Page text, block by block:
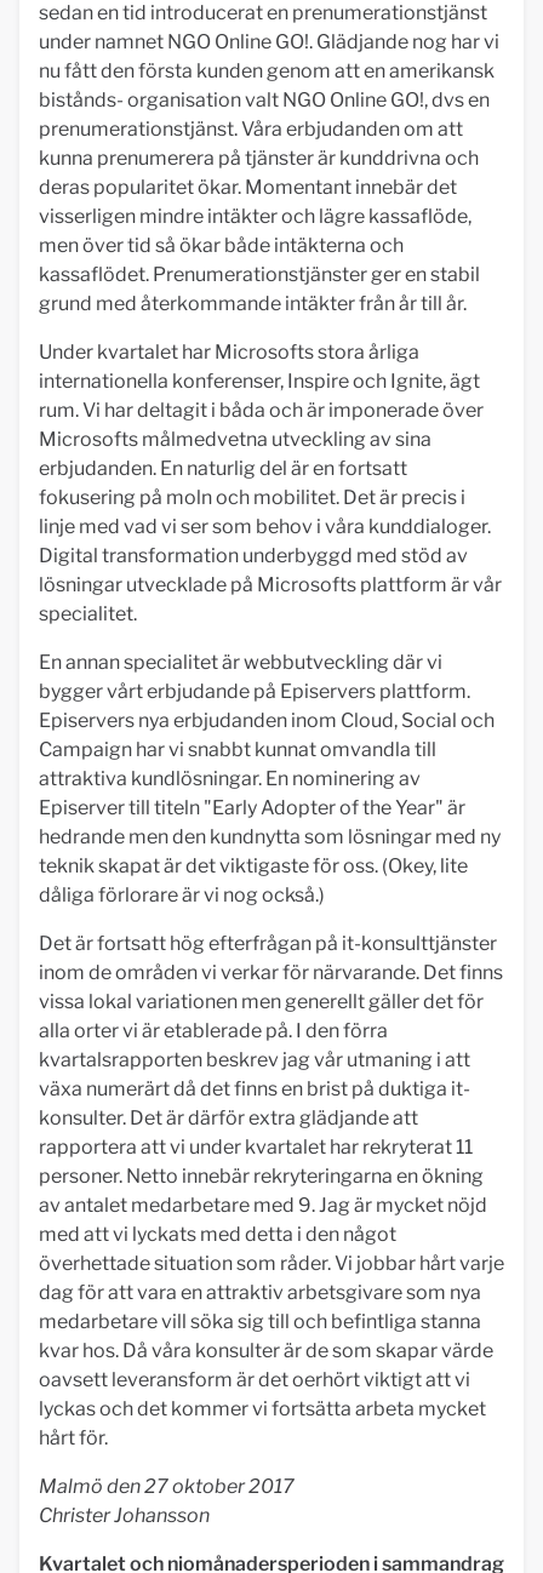
sedan en tid introducerat en prenumerationstjänst
under namnet NGO Online GO!. Glädjande nog har vi
nu fått den första kunden genom att en amerikansk
bistånds- organisation valt NGO Online GO!, dvs en
prenumerationstjänst. Våra erbjudanden om att
kunna prenumerera på tjänster är kunddrivna och
deras popularitet ökar. Momentant innebär det
visserligen mindre intäkter och lägre kassaflöde,
men över tid så ökar både intäkterna och
kassaflödet. Prenumerationstjänster ger en stabil
grund med återkommande intäkter från år till år.
Under kvartalet har Microsofts stora årliga
internationella konferenser, Inspire och Ignite, ägt
rum. Vi har deltagit i båda och är imponerade över
Microsofts målmedvetna utveckling av sina
erbjudanden. En naturlig del är en fortsatt
fokusering på moln och mobilitet. Det är precis i
linje med vad vi ser som behov i våra kunddialoger.
Digital transformation underbyggd med stöd av
lösningar utvecklade på Microsofts plattform är vår
specialitet.
En annan specialitet är webbutveckling där vi
bygger vårt erbjudande på Episervers plattform.
Episervers nya erbjudanden inom Cloud, Social och
Campaign har vi snabbt kunnat omvandla till
attraktiva kundlösningar. En nominering av
Episerver till titeln "Early Adopter of the Year" är
hedrande men den kundnytta som lösningar med ny
teknik skapat är det viktigaste för oss. (Okey, lite
dåliga förlorare är vi nog också.)
Det är fortsatt hög efterfrågan på it-konsulttjänster
inom de områden vi verkar för närvarande. Det finns
vissa lokal variationen men generellt gäller det för
alla orter vi är etablerade på. I den förra
kvartalsrapporten beskrev jag vår utmaning i att
växa numerärt då det finns en brist på duktiga it-
konsulter. Det är därför extra glädjande att
rapportera att vi under kvartalet har rekryterat 11
personer. Netto innebär rekryteringarna en ökning
av antalet medarbetare med 9. Jag är mycket nöjd
med att vi lyckats med detta i den något
överhettade situation som råder. Vi jobbar hårt varje
dag för att vara en attraktiv arbetsgivare som nya
medarbetare vill söka sig till och befintliga stanna
kvar hos. Då våra konsulter är de som skapar värde
oavsett leveransform är det oerhört viktigt att vi
lyckas och det kommer vi fortsätta arbeta mycket
hårt för.
Malmö den 27 oktober 2017
Christer Johansson
Kvartalet och niomånadersperioden i sammandrag